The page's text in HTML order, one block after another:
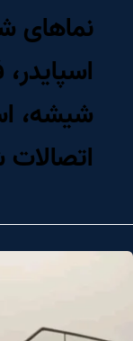
نماهای
شیشه،